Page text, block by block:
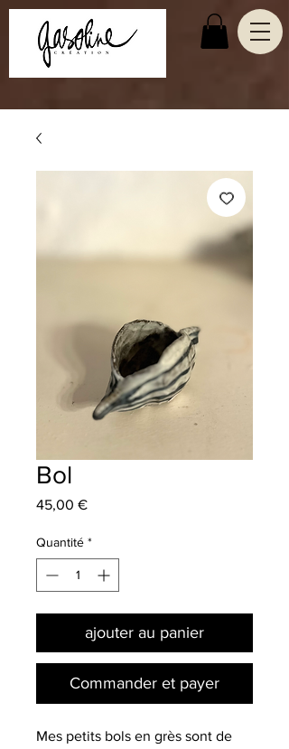
Bol
45,00 €Prix
Quantité *
ajouter au panier
Commander et payer
Mes petits bols en grès sont de